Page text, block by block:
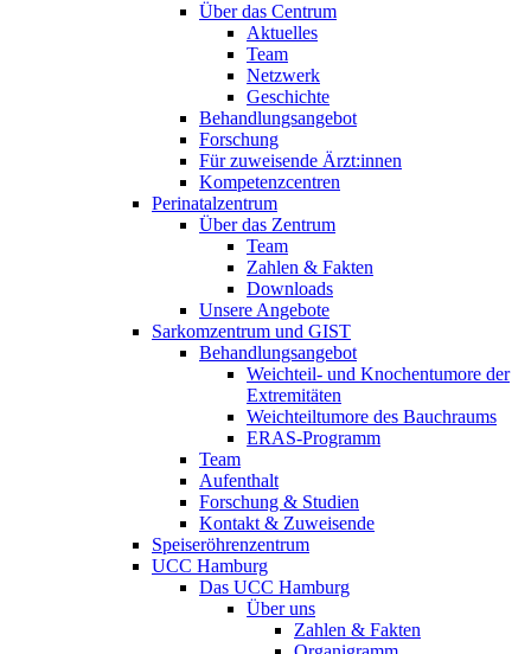
Über das Centrum
Aktuelles
Team
Netzwerk
Geschichte
Behandlungsangebot
Forschung
Für zuweisende Ärzt:innen
Kompetenzcentren
Perinatalzentrum
Über das Zentrum
Team
Zahlen & Fakten
Downloads
Unsere Angebote
Sarkomzentrum und GIST
Behandlungsangebot
Weichteil- und Knochentumore der
Extremitäten
Weichteiltumore des Bauchraums
ERAS-Programm
Team
Aufenthalt
Forschung & Studien
Kontakt & Zuweisende
Speiseröhrenzentrum
UCC Hamburg
Das UCC Hamburg
Über uns
Zahlen & Fakten